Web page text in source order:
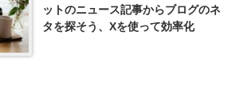
ットのニュース記事からブログのネ
タを探そう、Xを使って効率化